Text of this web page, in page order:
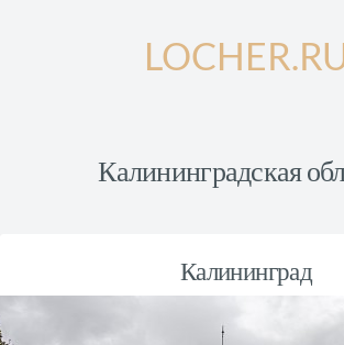
Калининградская
Калининград